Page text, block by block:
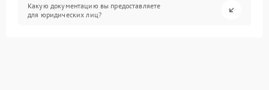
Какую документацию вы предоставляете
для юридических лиц?